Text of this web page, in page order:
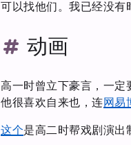
可以找他们。我已经没
动画
高一时曾立下豪言，一定
他很喜欢自来也，连网易
这个是高二时帮戏剧演